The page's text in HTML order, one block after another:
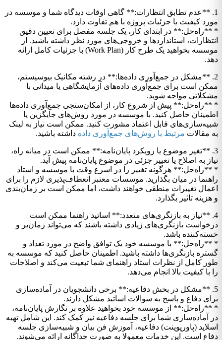
1. **عدم تطابق انتظارات:** گاهی اوقات دیدگاه شما و موسسه در
مورد کیفیت یا جزئیات پروژه با هم تفاوت دارد.
* **راه‌حل:** در ابتدای کار، یک جلسه مفصل برای تعیین دقیق
انتظارات، استانداردها و خروجی‌های مورد نظر داشته باشید. از
موسسه بخواهید یک طرح کار (Work Plan) با جزئیات کامل ارائه
دهد.
2. **مشکل در جمع‌آوری داده‌ها:** در رشته مکانیک بیوسیستم،
ممکن است برای جمع‌آوری داده‌های آزمایشگاهی یا میدانی با
مشکلاتی مواجه شوید.
* **راه‌حل:** پیش از شروع کار، از امکان‌سنجی جمع‌آوری داده‌ها
اطمینان حاصل کنید. با موسسه در مورد روش‌های جایگزین یا
شبیه‌سازی‌های قابل اعتماد مشورت کنید. ممکن است نیاز به لینک
به مقالات مرتبط با روش‌های جمع‌آوری داده داشته باشید.
3. **تغیر موضوع یا رویکرد پایان‌نامه:** ممکن است در میانه راه،
نیاز به اصلاح یا تغییر جزئی در موضوع پایان‌نامه پیش آید.
* **راه‌حل:** هرگونه تغییر را در اسرع وقت با موسسه و استاد
راهنما در میان بگذارید. موسسات معتبر انعطاف‌پذیری لازم را برای
اعمال تغییرات منطقی خواهند داشت، اما ممکن است بر زمان‌بندی
و هزینه تاثیر بگذارد.
4. **نیاز به بازنگری‌های متعدد:** اساتید راهنما ممکن است
درخواست بازنگری‌های زیادی داشته باشند که می‌تواند زمان‌بر و
خسته‌کننده باشد.
* **راه‌حل:** با موسسه خود یک توافق واضح در مورد تعداد و
گستره بازنگری‌ها داشته باشید. اطمینان حاصل کنید که موسسه به
طور کامل از نظرات استاد راهنمای شما تبعیت می‌کند و اصلاحات
را با کیفیت بالا انجام می‌دهد.
5. **مشکل در بخش دفاعیه:** برخی دانشجویان در آماده‌سازی
برای دفاع و پاسخ به سوالات اساتید مشکل دارند.
* **راه‌حل:** از موسسه خود بخواهید علاوه بر نگارش پایان‌نامه،
در آماده‌سازی شما برای جلسه دفاعیه نیز کمک کند. این شامل تهیه
اسلاید (پاورپوینت) دفاعیه، آموزش فن بیان و شبیه‌سازی جلسه
دفاع است. این خدمات معمولا به صورت جداگانه ارائه می‌شوند.